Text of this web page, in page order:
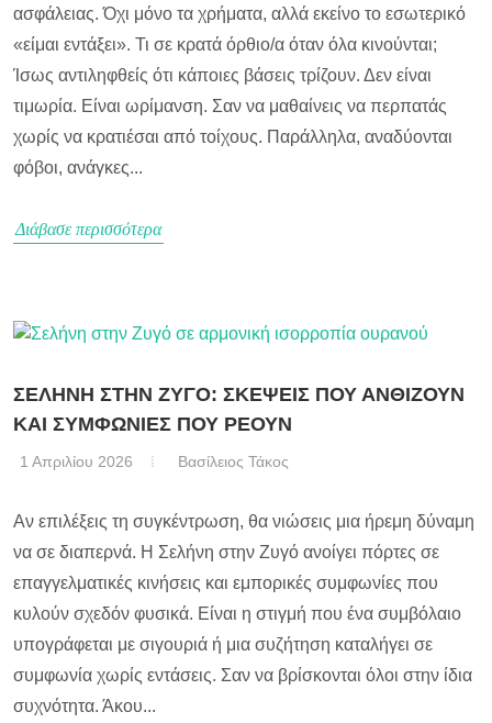
ασφάλειας. Όχι μόνο τα χρήματα, αλλά εκείνο το εσωτερικό
«είμαι εντάξει». Τι σε κρατά όρθιο/α όταν όλα κινούνται;
Ίσως αντιληφθείς ότι κάποιες βάσεις τρίζουν. Δεν είναι
τιμωρία. Είναι ωρίμανση. Σαν να μαθαίνεις να περπατάς
χωρίς να κρατιέσαι από τοίχους. Παράλληλα, αναδύονται
φόβοι, ανάγκες...
Διάβασε περισσότερα
ΣΕΛΗΝΗ ΣΤΗΝ ΖΥΓΟ: ΣΚΕΨΕΙΣ ΠΟΥ ΑΝΘΙΖΟΥΝ
ΚΑΙ ΣΥΜΦΩΝΙΕΣ ΠΟΥ ΡΕΟΥΝ
1 Απριλίου 2026 Βασίλειος Τάκος
Αν επιλέξεις τη συγκέντρωση, θα νιώσεις μια ήρεμη δύναμη
να σε διαπερνά. Η Σελήνη στην Ζυγό ανοίγει πόρτες σε
επαγγελματικές κινήσεις και εμπορικές συμφωνίες που
κυλούν σχεδόν φυσικά. Είναι η στιγμή που ένα συμβόλαιο
υπογράφεται με σιγουριά ή μια συζήτηση καταλήγει σε
συμφωνία χωρίς εντάσεις. Σαν να βρίσκονται όλοι στην ίδια
συχνότητα. Άκου...